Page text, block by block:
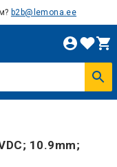
b2b@lemona.ee
10.9mm;